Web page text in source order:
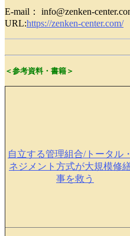
E-mail： info@zenken-
URL:https://zenken-center.com/
＜参考資料・書籍＞
自立する管理組合/トータル
ネジメント方式が大規模修
事を救う